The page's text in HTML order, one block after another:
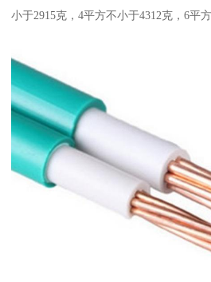
小于2915克，4平方不小于4312克，6平